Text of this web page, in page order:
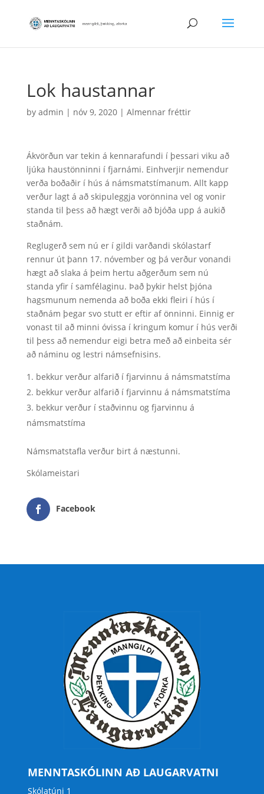
Lok haustannar
by admin | nóv 9, 2020| Almennar fréttir
Ákvörðun var tekin á kennarafundi í þessari viku að
ljúka haustönninni í fjarnámi. Einhverjir nemendur
verða boðaðir í hús á námsmatstímanum. Allt kapp
verður lagt á að skipuleggja vorönnina vel og vonir
standa til þess að hægt verði að bjóða upp á aukið
staðnám.
Reglugerð sem nú er í gildi varðandi skólastarf
rennur út þann 17. nóvember og þá verður vonandi
hægt að slaka á þeim hertu aðgerðum sem nú
standa yfir í samfélaginu. Það þykir helst þjóna
hagsmunum nemenda að boða ekki fleiri í hús í
staðnám þegar svo stutt er eftir af önninni. Einnig er
vonast til að minni óvissa í kringum komur í hús verði
til þess að nemendur eigi betra með að einbeita sér
að náminu og lestri námsefnisins.
bekkur verður alfarið í fjarvinnu á námsmatstíma
bekkur verður alfarið í fjarvinnu á námsmatstíma
bekkur verður í staðvinnu og fjarvinnu á
námsmatstíma
Námsmatstafla verður birt á næstunni.
Skólameistari
Facebook
MENNTASKÓLINN AÐ LAUGARVATNI
Skólatúni 1